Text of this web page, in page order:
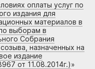
оплаты услуг по
издания для
материалов в
выборам в
Собрания
назначенных на
издание
от 11.08.2014г.)»